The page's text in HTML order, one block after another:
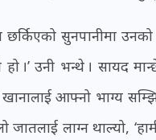
छर्किएको सुनपानीमा
हो ।’ उनी भन्थे । सायद
खानालाई आफ्नो भाग्य
जातलाई लाग्न थाल्यो,